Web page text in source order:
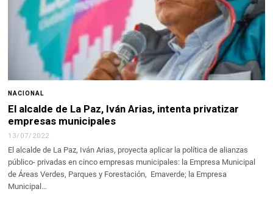
NACIONAL
El alcalde de La Paz, Iván Arias, intenta privatizar
empresas municipales
13/07/2022
El alcalde de La Paz, Iván Arias, proyecta aplicar la política de alianzas
público- privadas en cinco empresas municipales: la Empresa Municipal
de Áreas Verdes, Parques y Forestación, Emaverde; la Empresa
Municipal…